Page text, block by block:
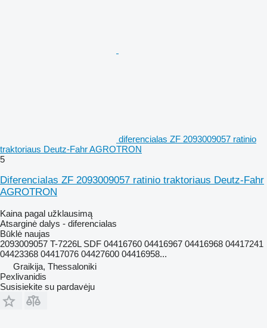
diferencialas ZF 2093009057 ratinio
traktoriaus Deutz-Fahr AGROTRON
5
Diferencialas ZF 2093009057 ratinio traktoriaus Deutz-Fahr
AGROTRON
Kaina pagal užklausimą
Atsarginė dalys - diferencialas
Būklė naujas
2093009057 T-7226L SDF 04416760 04416967 04416968 04417241
04423368 04417076 04427600 04416958...
Graikija, Thessaloniki
Pexlivanidis
Susisiekite su pardavėju